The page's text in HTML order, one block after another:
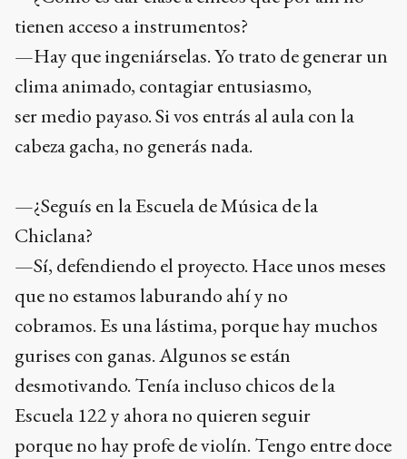
tienen acceso a instrumentos?
—Hay que ingeniárselas. Yo trato de generar un
clima animado, contagiar entusiasmo,
ser medio payaso. Si vos entrás al aula con la
cabeza gacha, no generás nada.
—¿Seguís en la Escuela de Música de la
Chiclana?
—Sí, defendiendo el proyecto. Hace unos meses
que no estamos laburando ahí y no
cobramos. Es una lástima, porque hay muchos
gurises con ganas. Algunos se están
desmotivando. Tenía incluso chicos de la
Escuela 122 y ahora no quieren seguir
porque no hay profe de violín. Tengo entre doce